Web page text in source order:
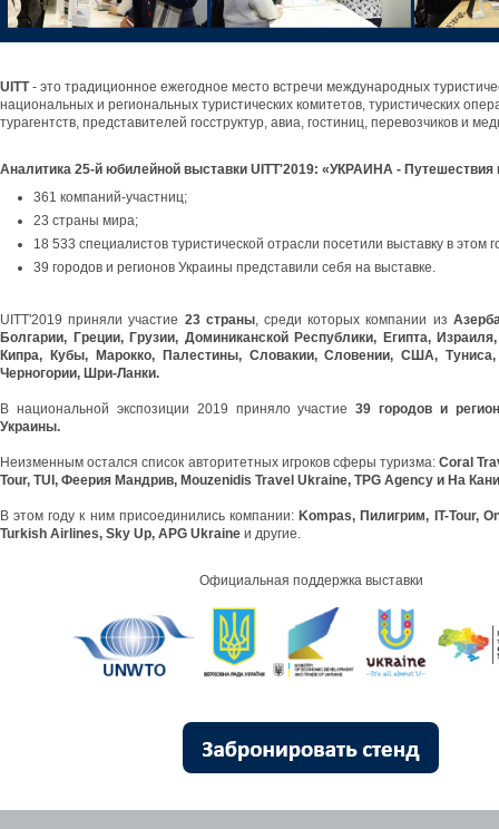
UITT- это традиционное ежегодное место встречи международных
национальных и региональных туристических комитетов, туристических
турагентств, представителей госструктур, авиа, гостиниц, перевозчиков и
Аналитика 25-й юбилейной выставки UITT'2019: «УКРАИНА - Путешествия
361 компаний-участниц;
23 страны мира;
18 533 специалистов туристической отрасли посетили выставку в этом
39 городов и регионов Украины представили себя на выставке.
UITT'2019 приняли участие 23 страны, среди которых компании из
Болгарии, Греции, Грузии, Доминиканской Республики, Египта,
Кипра, Кубы, Марокко, Палестины, Словакии, Словении, США, Туниса,
Черногории, Шри-Ланки.
В национальной экспозиции 2019 приняло участие 39 городов и
Украины.
Неизменным остался список авторитетных игроков сферы туризма:Coral
Tour, TUI, Феерия Мандрив, Mouzenidis Travel Ukraine, TPG Agency и На
В этом году к ним присоединились компании: Kompas, Пилигрим, IT-Tour,
Turkish Airlines, Sky Up, APG Ukraine и другие.
Официальная поддержка выставки